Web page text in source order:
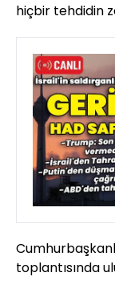
hiçbir tehdidin
toplantısında